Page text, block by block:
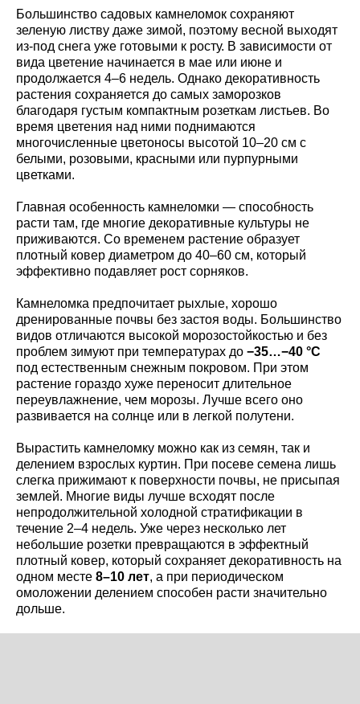
Большинство садовых камнеломок сохраняют
зеленую листву даже зимой, поэтому весной выходят
из-под снега уже готовыми к росту. В зависимости от
вида цветение начинается в мае или июне и
продолжается 4–6 недель. Однако декоративность
растения сохраняется до самых заморозков
благодаря густым компактным розеткам листьев. Во
время цветения над ними поднимаются
многочисленные цветоносы высотой 10–20 см с
белыми, розовыми, красными или пурпурными
цветками.
Главная особенность камнеломки — способность
расти там, где многие декоративные культуры не
приживаются. Со временем растение образует
плотный ковер диаметром до 40–60 см, который
эффективно подавляет рост сорняков.
Камнеломка предпочитает рыхлые, хорошо
дренированные почвы без застоя воды. Большинство
видов отличаются высокой морозостойкостью и без
проблем зимуют при температурах до −35…−40 °C
под естественным снежным покровом. При этом
растение гораздо хуже переносит длительное
переувлажнение, чем морозы. Лучше всего оно
развивается на солнце или в легкой полутени.
Вырастить камнеломку можно как из семян, так и
делением взрослых куртин. При посеве семена лишь
слегка прижимают к поверхности почвы, не присыпая
землей. Многие виды лучше всходят после
непродолжительной холодной стратификации в
течение 2–4 недель. Уже через несколько лет
небольшие розетки превращаются в эффектный
плотный ковер, который сохраняет декоративность на
одном месте 8–10 лет, а при периодическом
омоложении делением способен расти значительно
дольше.